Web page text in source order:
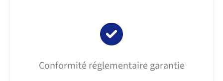
Conformité réglementaire garantie